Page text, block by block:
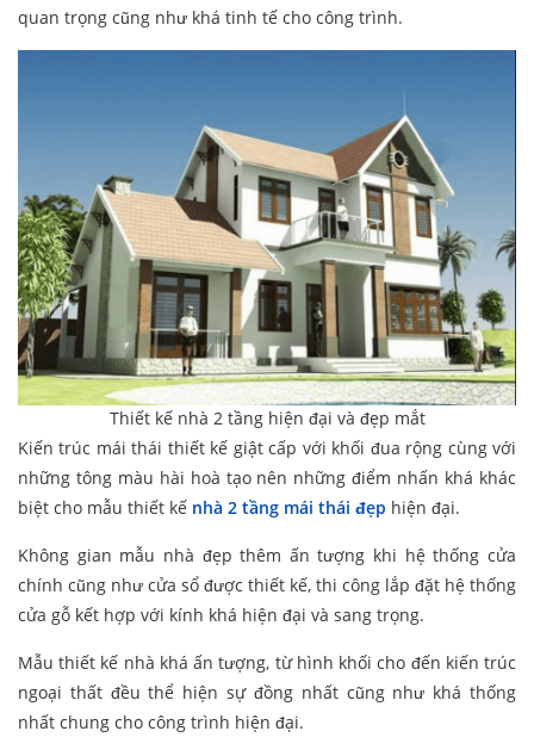
quan trọng cũng như khá tinh tế cho công trình.
Thiết kế nhà 2 tầng hiện đại và đẹp mắt
Kiến trúc mái thái thiết kế giật cấp với khối đua rộng cùng với
những tông màu hài hoà tạo nên những điểm nhấn khá khác
biệt cho mẫu thiết kế nhà 2 tầng mái thái đẹp hiện đại.
Không gian mẫu nhà đẹp thêm ấn tượng khi hệ thống cửa
chính cũng như cửa sổ được thiết kế, thi công lắp đặt hệ thống
cửa gỗ kết hợp với kính khá hiện đại và sang trọng.
Mẫu thiết kế nhà khá ấn tượng, từ hình khối cho đến kiến trúc
ngoại thất đều thể hiện sự đồng nhất cũng như khá thống
nhất chung cho công trình hiện đại.